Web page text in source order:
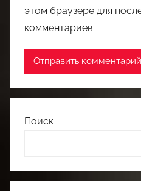
этом браузере для
комментариев.
Поиск